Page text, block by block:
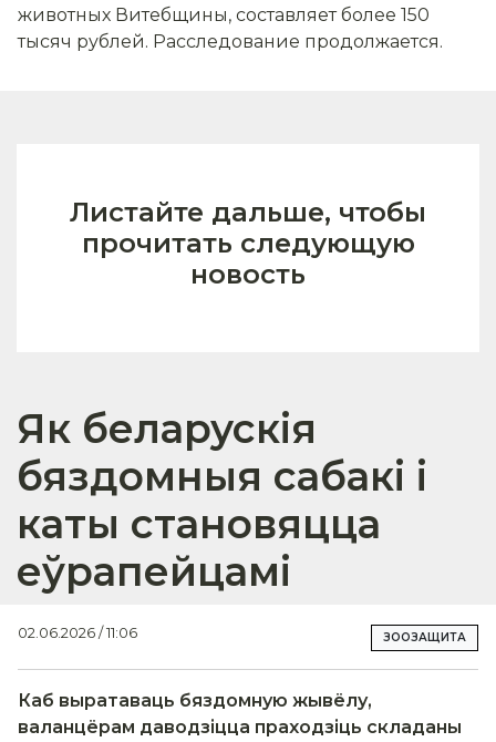
животных Витебщины, составляет более 150
тысяч рублей. Расследование продолжается.
Листайте дальше, чтобы
прочитать следующую
новость
Як беларускія
бяздомныя сабакі і
каты становяцца
еўрапейцамі
02.06.2026 / 11:06 ЗООЗАЩИТА
Каб выратаваць бяздомную жывёлу,
валанцёрам даводзіцца праходзіць складаны